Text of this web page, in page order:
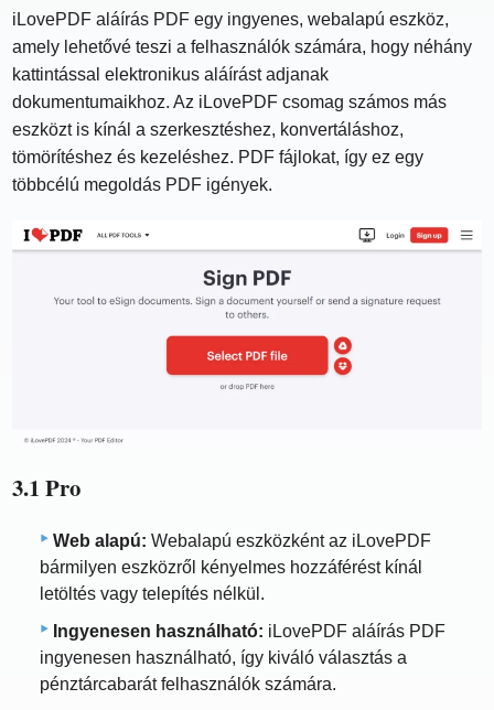
iLovePDF aláírás PDF egy ingyenes, webalapú eszköz,
amely lehetővé teszi a felhasználók számára, hogy néhány
kattintással elektronikus aláírást adjanak
dokumentumaikhoz. Az iLovePDF csomag számos más
eszközt is kínál a szerkesztéshez, konvertáláshoz,
tömörítéshez és kezeléshez. PDF fájlokat, így ez egy
többcélú megoldás PDF igények.
3.1 Pro
Web alapú: Webalapú eszközként az iLovePDF
bármilyen eszközről kényelmes hozzáférést kínál
letöltés vagy telepítés nélkül.
Ingyenesen használható: iLovePDF aláírás PDF
ingyenesen használható, így kiváló választás a
pénztárcabarát felhasználók számára.